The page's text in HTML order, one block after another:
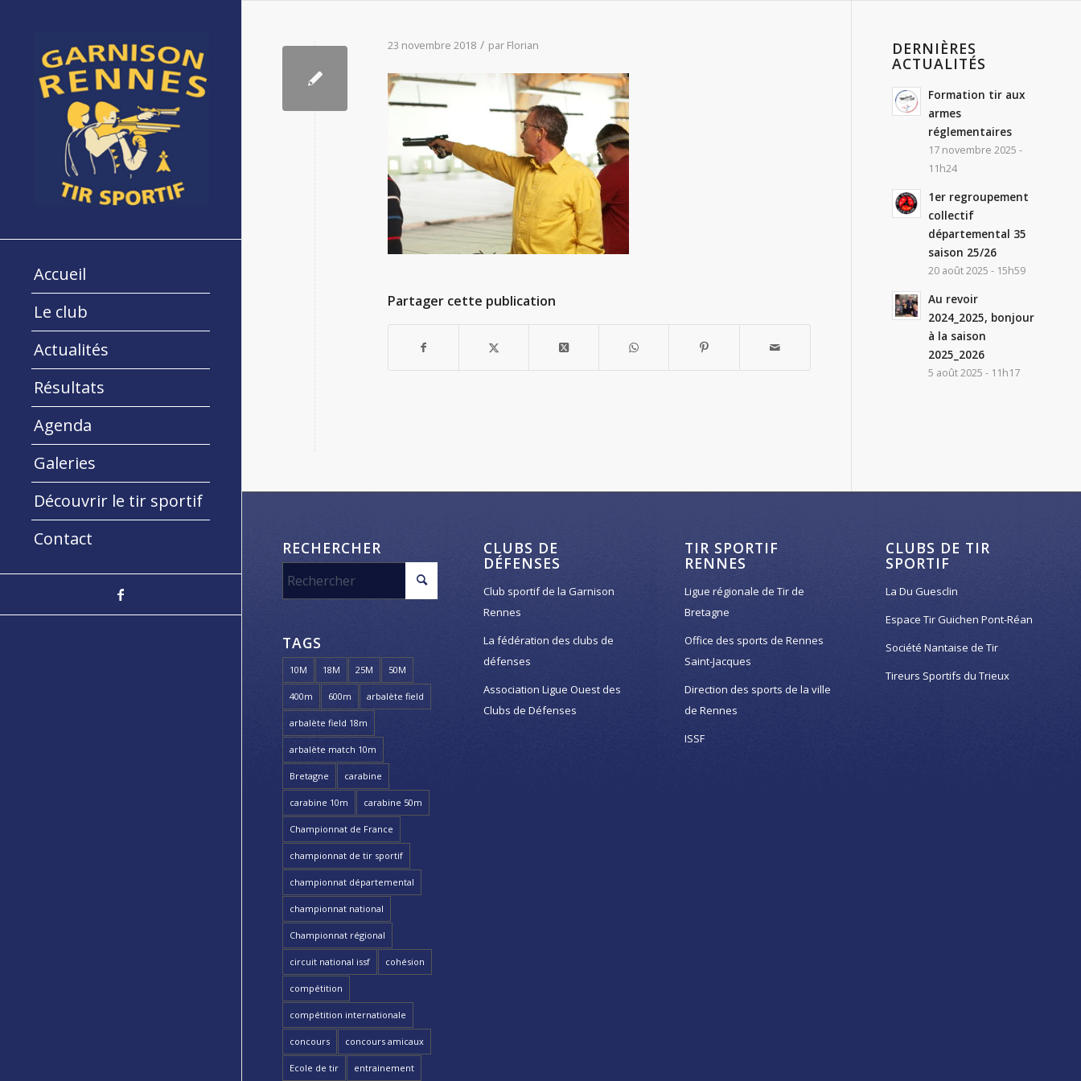
Accueil
Le club
Actualités
Résultats
Agenda
Galeries
Découvrir le tir sportif
Contact
23 novembre 2018 / par Florian
Partager cette publication
DERNIÈRES
ACTUALITÉS
Formation tir aux
armes
réglementaires
17 novembre 2025 -
11h24
1er regroupement
collectif
départemental 35
saison 25/26
20 août 2025 - 15h59
Au revoir
2024_2025, bonjour
à la saison
2025_2026
5 août 2025 - 11h17
RECHERCHER
TAGS
10M 18M 25M 50M
400m 600m arbalète field
arbalète field 18m
arbalète match 10m
Bretagne carabine
carabine 10m carabine 50m
Championnat de France
championnat de tir sportif
championnat départemental
championnat national
Championnat régional
circuit national issf cohésion
compétition
compétition internationale
concours concours amicaux
Ecole de tir entrainement
CLUBS DE
DÉFENSES
Club sportif de la Garnison
Rennes
La fédération des clubs de
défenses
Association Ligue Ouest des
Clubs de Défenses
TIR SPORTIF
RENNES
Ligue régionale de Tir de
Bretagne
Office des sports de Rennes
Saint-Jacques
Direction des sports de la ville
de Rennes
ISSF
CLUBS DE TIR
SPORTIF
La Du Guesclin
Espace Tir Guichen Pont-Réan
Société Nantaise de Tir
Tireurs Sportifs du Trieux